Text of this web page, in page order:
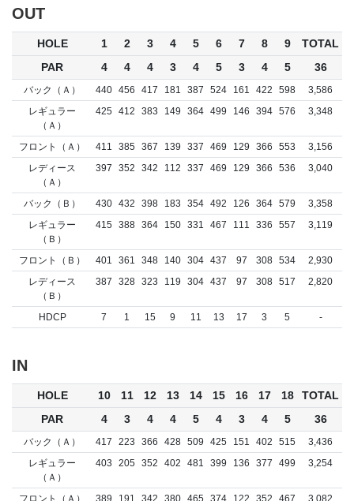
OUT
HOLE 1 2 3 4 5 6 7 8 9
TOTAL
PAR
4 4 4 3 4 5 3 4 5 36
バック（Ａ） 440 456 417 181 387 524 161 422 598
3,586
レギュラー
（Ａ）
425 412 383 149 364 499 146 394 576 3,348
フロント（Ａ） 411 385 367 139 337 469 129 366 553
3,156
レディース
（Ａ）
397 352 342 112 337 469 129 366 536 3,040
バック（Ｂ） 430 432 398 183 354 492 126 364 579
3,358
レギュラー
（Ｂ）
415 388 364 150 331 467 111 336 557 3,119
フロント（Ｂ） 401 361 348 140 304 437 97 308 534
2,930
レディース
（Ｂ）
387 328 323 119 304 437 97 308 517 2,820
HDCP 7 1 15 9 11 13 17 3 5 -
IN
HOLE 10 11 12 13 14 15 16 17 18
TOTAL
PAR
4 3 4 4 5 4 3 4 5 36
バック（Ａ） 417 223 366 428 509 425 151 402 515
3,436
レギュラー
（Ａ）
403 205 352 402 481 399 136 377 499 3,254
フロント（Ａ） 389 191 342 380 465 374 122 352 467
3,082